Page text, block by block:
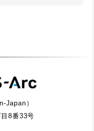
Japan）
8番33号